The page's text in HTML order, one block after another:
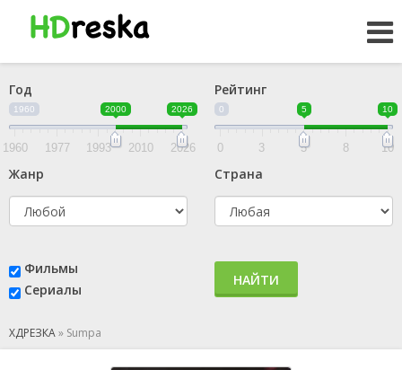
Год
1960 2000 2026
1960 1977 1993 2010 2026
Рейтинг
0 5 10
0 3 5 8 10
Жанр Страна
Фильмы
Сериалы
НАЙТИ
ХДРЕЗКА» Sumpa